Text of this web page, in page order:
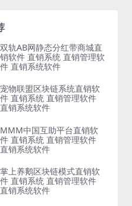
双轨AB网静态分红带商城直
销软件 直销系统 直销管理软
件 直销系统软件
宠物联盟区块链系统直销软
件 直销系统 直销管理软件
直销系统软件
MMM中国互助平台直销软
件 直销系统 直销管理软件
直销系统软件
掌上养鹅区块链模式直销软
件 直销系统 直销管理软件
直销系统软件